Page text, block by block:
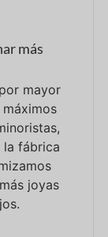
más
mayor
la fábrica
joyas